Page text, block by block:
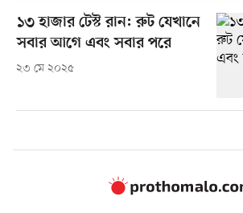
১৩ হাজার টেস্ট রান: রুট যেখানে
সবার আগে এবং সবার পরে
২৩ মে ২০২৫